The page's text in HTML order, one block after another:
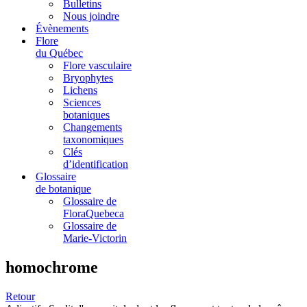
Bulletins
Nous joindre
Évènements
Flore
du Québec
Flore vasculaire
Bryophytes
Lichens
Sciences
botaniques
Changements
taxonomiques
Clés
d’identification
Glossaire
de botanique
Glossaire de
FloraQuebeca
Glossaire de
Marie-Victorin
homochrome
Retour